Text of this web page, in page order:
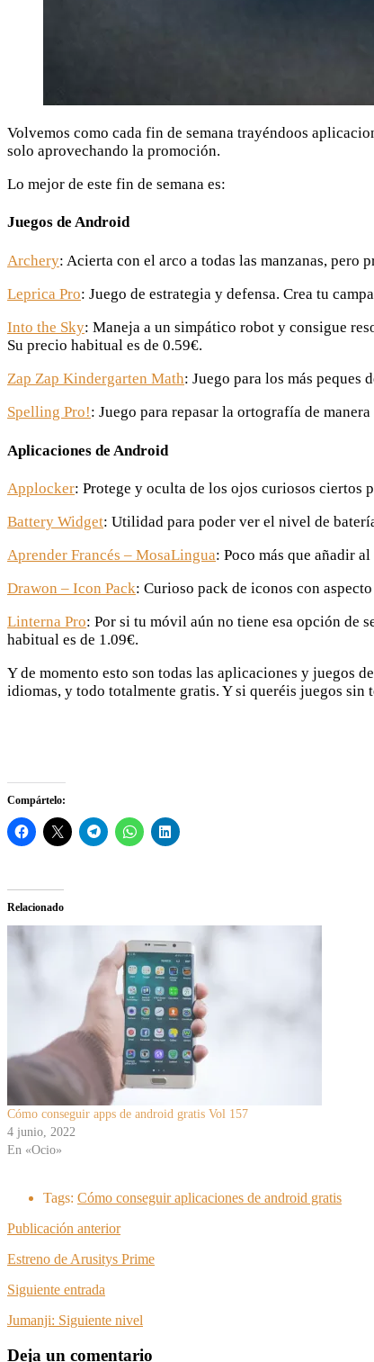
Volvemos como cada fin de semana trayéndoos
solo aprovechando la promoción.
Lo mejor de este fin de semana es:
Juegos de Android
Archery: Acierta con el arco a todas las manzanas, pero
Leprica Pro: Juego de estrategia y defensa. Crea tu
Into the Sky: Maneja a un simpático robot y consigue
Su precio habitual es de 0.59€.
Zap Zap Kindergarten Math: Juego para los más peques
Spelling Pro!: Juego para repasar la ortografía de
Aplicaciones de Android
Applocker: Protege y oculta de los ojos curiosos ciertos
Battery Widget: Utilidad para poder ver el nivel de
Aprender Francés – MosaLingua: Poco más que añadir
Drawon – Icon Pack: Curioso pack de iconos con
Linterna Pro: Por si tu móvil aún no tiene esa opción de
habitual es de 1.09€.
Y de momento esto son todas las aplicaciones y juegos
idiomas, y todo totalmente gratis. Y si queréis juegos sin
Compártelo:
Relacionado
Cómo conseguir apps de android gratis Vol 157
4 junio, 2022
En «Ocio»
Tags: Cómo conseguir aplicaciones de android gratis
Publicación anterior
Estreno de Arusitys Prime
Siguiente entrada
Jumanji: Siguiente nivel
Deja un comentario